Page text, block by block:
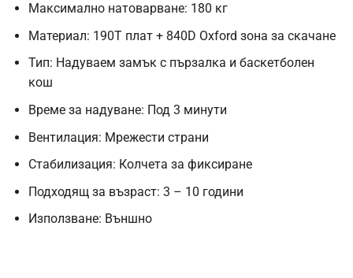
Максимално натоварване: 180 кг
Материал: 190T плат + 840D Oxford зона за скачане
Тип: Надуваем замък с пързалка и баскетболен
кош
Време за надуване: Под 3 минути
Вентилация: Мрежести страни
Стабилизация: Колчета за фиксиране
Подходящ за възраст: 3 – 10 години
Използване: Външно